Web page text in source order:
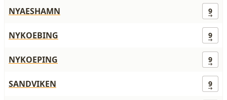
NYAESHAMN 9
NYKOEBING 9
NYKOEPING 9
SANDVIKEN 9